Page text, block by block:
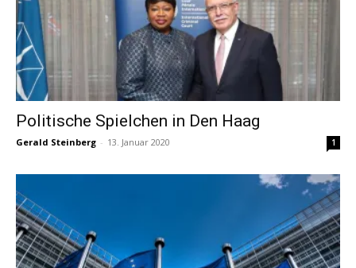
Politische Spielchen in Den Haag
Gerald Steinberg - 13. Januar 2020 1